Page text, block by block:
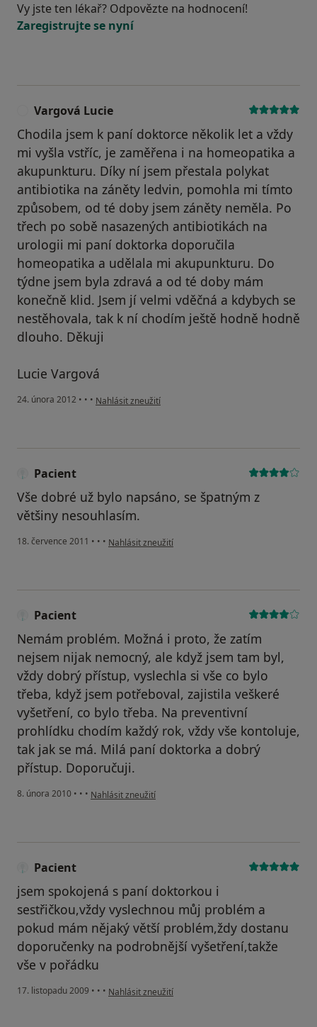
Vy jste ten lékař? Odpovězte na hodnocení!
Zaregistrujte se nyní
Vargová Lucie
Chodila jsem k paní doktorce několik let a vždy
mi vyšla vstříc, je zaměřena i na homeopatika a
akupunkturu. Díky ní jsem přestala polykat
antibiotika na záněty ledvin, pomohla mi tímto
způsobem, od té doby jsem záněty neměla. Po
třech po sobě nasazených antibiotikách na
urologii mi paní doktorka doporučila
homeopatika a udělala mi akupunkturu. Do
týdne jsem byla zdravá a od té doby mám
konečně klid. Jsem jí velmi vděčná a kdybych se
nestěhovala, tak k ní chodím ještě hodně hodně
dlouho. Děkuji
Lucie Vargová
24. února 2012 • • • podle názoru uživatele Vargová Lucie
Nahlásit zneužití
Pacient
Vše dobré už bylo napsáno, se špatným z
většiny nesouhlasím.
18. července 2011 • • • podle názoru uživatele Pacient
Nahlásit zneužití
Pacient
Nemám problém. Možná i proto, že zatím
nejsem nijak nemocný, ale když jsem tam byl,
vždy dobrý přístup, vyslechla si vše co bylo
třeba, když jsem potřeboval, zajistila veškeré
vyšetření, co bylo třeba. Na preventivní
prohlídku chodím každý rok, vždy vše kontoluje,
tak jak se má. Milá paní doktorka a dobrý
přístup. Doporučuji.
8. února 2010 • • • podle názoru uživatele Pacient
Nahlásit zneužití
Pacient
jsem spokojená s paní doktorkou i
sestřičkou,vždy vyslechnou můj problém a
pokud mám nějaký větší problém,ždy dostanu
doporučenky na podrobnější vyšetření,takže
vše v pořádku
17. listopadu 2009 • • • podle názoru uživatele Pacient
Nahlásit zneužití